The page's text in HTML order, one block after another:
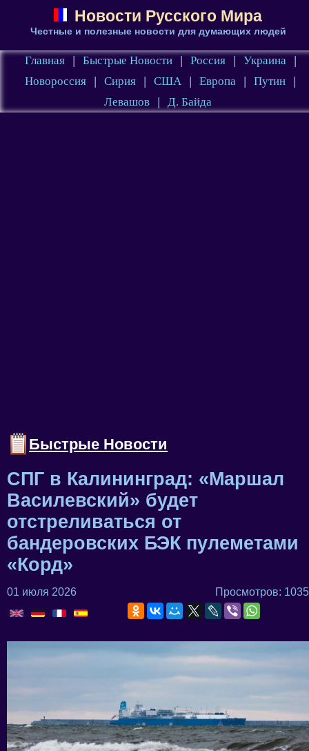
Новости Русского Мира
Честные и полезные новости для думающих людей
Главная | Быстрые Новости | Россия | Украина
|
Новороссия
| Сирия | США | Европа | Путин
|
Левашов
| Д. Байда
Быстрые Новости
СПГ в Калининград: «Маршал
Василевский» будет
отстреливаться от
бандеровских БЭК пулеметами
«Корд»
01 июля 2026 Просмотров: 1035